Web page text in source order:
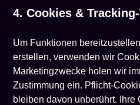
4. Cookies &
Um Funktionen
erstellen, verwenden wir
Marketingzwecke holen wir
Zustimmung ein. Pflicht-
bleiben davon unberührt.